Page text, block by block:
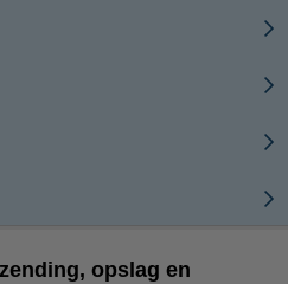
opslag en